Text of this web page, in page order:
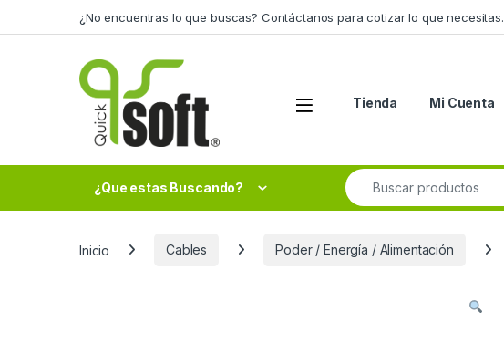
¿No encuentras lo que buscas? Contáctanos para cotizar lo que necesitas.
Tienda Mi Cuenta
¿Que estas Buscando?
Search for:
Inicio Cables Poder / Energía / Alimentación